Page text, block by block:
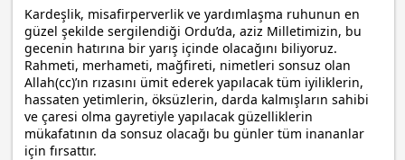
Kardeşlik, misafirperverlik ve yardımlaşma ruhunun en
güzel şekilde sergilendiği Ordu’da, aziz Milletimizin, bu
gecenin hatırına bir yarış içinde olacağını biliyoruz.
Rahmeti, merhameti, mağfireti, nimetleri sonsuz olan
Allah(cc)’ın rızasını ümit ederek yapılacak tüm iyiliklerin,
hassaten yetimlerin, öksüzlerin, darda kalmışların sahibi
ve çaresi olma gayretiyle yapılacak güzelliklerin
mükafatının da sonsuz olacağı bu günler tüm inananlar
için fırsattır.